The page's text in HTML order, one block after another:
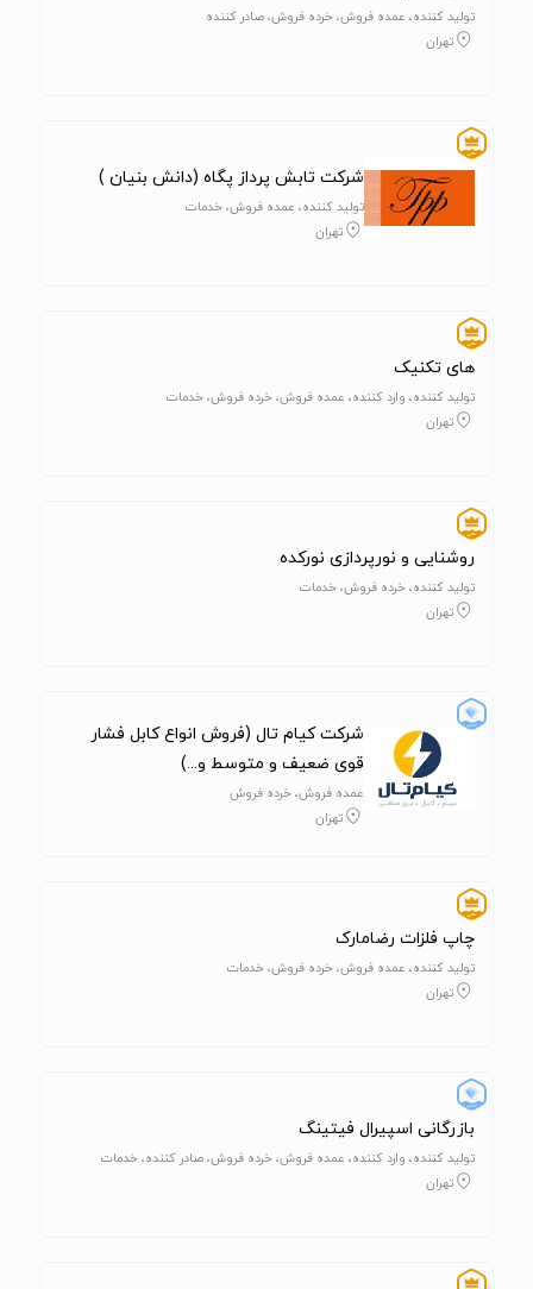
تولید کننده، عمده فروش، خرده فروش، صادر کننده
تهران
شرکت تابش پرداز پگاه (دانش بنیان )
تولید کننده، عمده فروش، خدمات
تهران
های تکنیک
تولید کننده، وارد کننده، عمده فروش، خرده فروش، خدمات
تهران
روشنایی و نورپردازی نورکده
تولید کننده، خرده فروش، خدمات
تهران
شرکت کیام تال (فروش انواع کابل فشار
قوی ضعیف و متوسط و...)
عمده فروش، خرده فروش
تهران
چاپ فلزات رضامارک
تولید کننده، عمده فروش، خرده فروش، خدمات
تهران
بازرگانی اسپیرال فیتینگ
تولید کننده، وارد کننده، عمده فروش، خرده فروش، صادر کننده، خدمات
تهران